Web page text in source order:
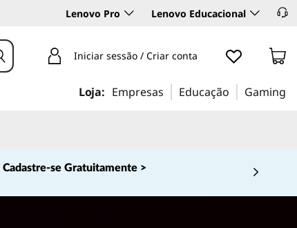
Lenovo Pro Lenovo Educacional
Iniciar sessão / Criar conta
Loja: Empresas Educação Gaming
Cadastre-se Gratuitamente >